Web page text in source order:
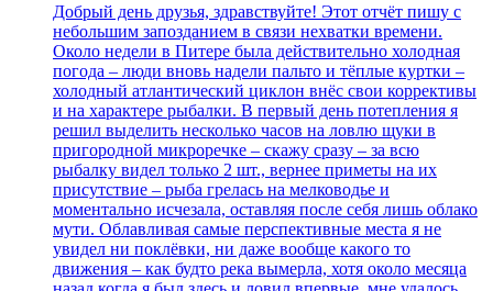
Добрый день друзья, здравствуйте! Этот отчёт пишу с
небольшим запозданием в связи нехватки времени.
Около недели в Питере была действительно холодная
погода – люди вновь надели пальто и тёплые куртки –
холодный атлантический циклон внёс свои коррективы
и на характере рыбалки. В первый день потепления я
решил выделить несколько часов на ловлю щуки в
пригородной микроречке – скажу сразу – за всю
рыбалку видел только 2 шт., вернее приметы на их
присутствие – рыба грелась на мелководье и
моментально исчезала, оставляя после себя лишь облако
мути. Облавливая самые перспективные места я не
увидел ни поклёвки, ни даже вообще какого то
движения – как будто река вымерла, хотя около месяца